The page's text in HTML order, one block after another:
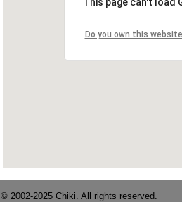
© 2002-2025 Chiki. All rights reserved.